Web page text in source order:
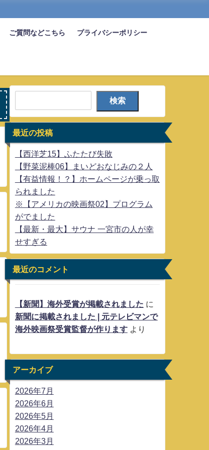
ご質問などこちら プライバシーポリシー
検索
最近の投稿
【西洋芝15】ふたたび失敗
【野菜泥棒06】まいどおなじみの２人
【有益情報！？】ホームページが乗っ取
られました
※【アメリカの映画祭02】プログラム
がでました
【最新・最大】サウナ 一宮市の人が幸
せすぎる
最近のコメント
【新聞】海外受賞が掲載されました に
新聞に掲載されました | 元テレビマンで
海外映画祭受賞監督が作りますより
アーカイブ
2026年7月
2026年6月
2026年5月
2026年4月
2026年3月